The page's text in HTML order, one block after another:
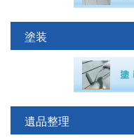
塗装
遺品整理